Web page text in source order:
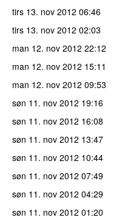
tirs 13. nov 2012 06:46
tirs 13. nov 2012 02:03
man 12. nov 2012 22:12
man 12. nov 2012 15:11
man 12. nov 2012 09:53
søn 11. nov 2012 19:16
søn 11. nov 2012 16:08
søn 11. nov 2012 13:47
søn 11. nov 2012 10:44
søn 11. nov 2012 07:49
søn 11. nov 2012 04:29
søn 11. nov 2012 01:20